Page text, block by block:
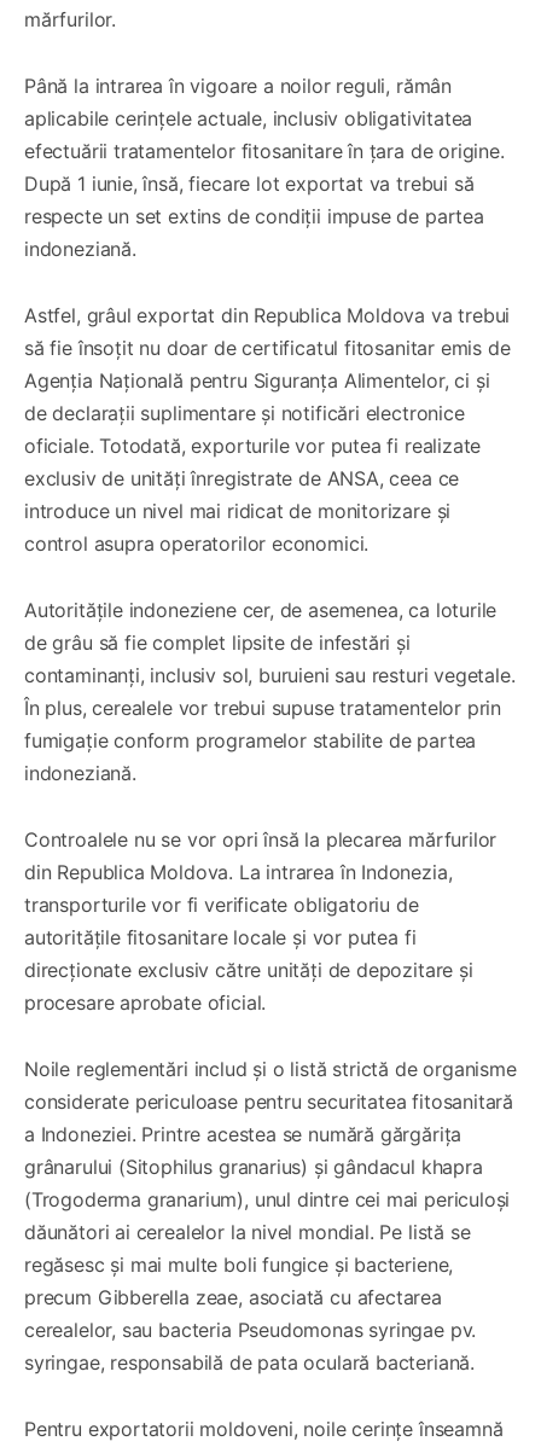
mărfurilor.
Până la intrarea în vigoare a noilor reguli, rămân
aplicabile cerințele actuale, inclusiv obligativitatea
efectuării tratamentelor fitosanitare în țara de origine.
După 1 iunie, însă, fiecare lot exportat va trebui să
respecte un set extins de condiții impuse de partea
indoneziană.
Astfel, grâul exportat din Republica Moldova va trebui
să fie însoțit nu doar de certificatul fitosanitar emis de
Agenția Națională pentru Siguranța Alimentelor, ci și
de declarații suplimentare și notificări electronice
oficiale. Totodată, exporturile vor putea fi realizate
exclusiv de unități înregistrate de ANSA, ceea ce
introduce un nivel mai ridicat de monitorizare și
control asupra operatorilor economici.
Autoritățile indoneziene cer, de asemenea, ca loturile
de grâu să fie complet lipsite de infestări și
contaminanți, inclusiv sol, buruieni sau resturi vegetale.
În plus, cerealele vor trebui supuse tratamentelor prin
fumigație conform programelor stabilite de partea
indoneziană.
Controalele nu se vor opri însă la plecarea mărfurilor
din Republica Moldova. La intrarea în Indonezia,
transporturile vor fi verificate obligatoriu de
autoritățile fitosanitare locale și vor putea fi
direcționate exclusiv către unități de depozitare și
procesare aprobate oficial.
Noile reglementări includ și o listă strictă de organisme
considerate periculoase pentru securitatea fitosanitară
a Indoneziei. Printre acestea se numără gărgărița
grânarului (Sitophilus granarius) și gândacul khapra
(Trogoderma granarium), unul dintre cei mai periculoși
dăunători ai cerealelor la nivel mondial. Pe listă se
regăsesc și mai multe boli fungice și bacteriene,
precum Gibberella zeae, asociată cu afectarea
cerealelor, sau bacteria Pseudomonas syringae pv.
syringae, responsabilă de pata oculară bacteriană.
Pentru exportatorii moldoveni, noile cerințe înseamnă